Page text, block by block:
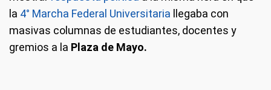
la 4° Marcha Federal Universitaria
llegaba con
masivas columnas de estudiantes, docentes y
gremios a la Plaza de Mayo.